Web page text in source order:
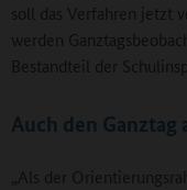
soll das Verfahren jetzt
werden
Bestandteil der
Auch den Ganztag
„Als der